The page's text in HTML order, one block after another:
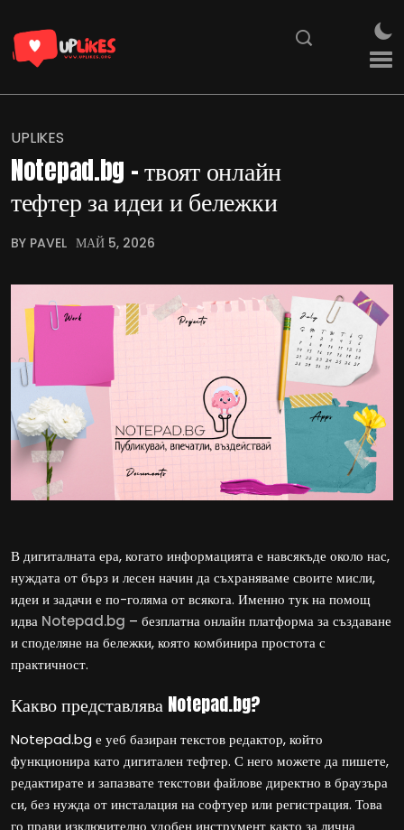
UPLIKES
Notepad.bg – твоят онлайн
тефтер за идеи и бележки
BY PAVEL МАЙ 5, 2026
В дигиталната ера, когато информацията е навсякъде около нас,
нуждата от бърз и лесен начин да съхраняваме своите мисли,
идеи и задачи е по-голяма от всякога. Именно тук на помощ
идва Notepad.bg – безплатна онлайн платформа за създаване
и споделяне на бележки, която комбинира простота с
практичност.
Какво представлява Notepad.bg?
Notepad.bg е уеб базиран текстов редактор, който
функционира като дигитален тефтер. С него можете да пишете,
редактирате и запазвате текстови файлове директно в браузъра
си, без нужда от инсталация на софтуер или регистрация. Това
го прави изключително удобен инструмент както за лична